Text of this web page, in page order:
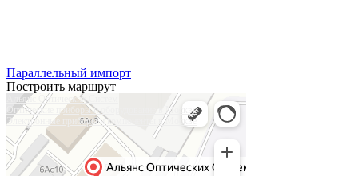
Параллельный импорт
Построить маршрут
Альянс Оптических Систем
Оптические приборы и оборудование в Москве
Электронные приборы и компоненты в Москве